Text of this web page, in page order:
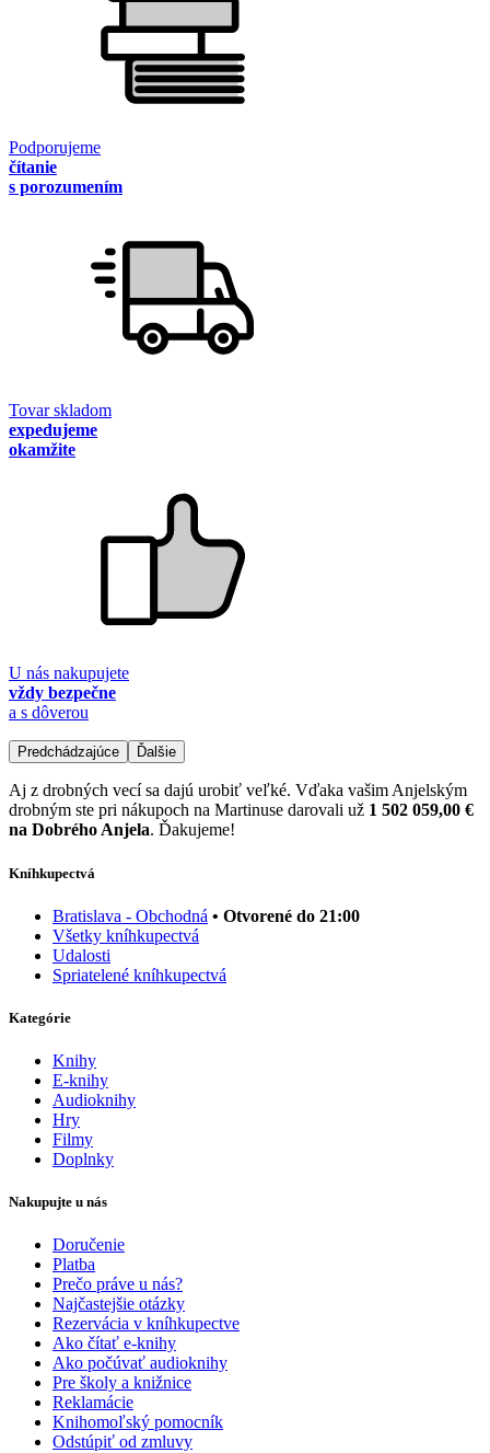
Podporujeme
čítanie
s porozumením
Tovar skladom
expedujeme
okamžite
U nás nakupujete
vždy bezpečne
a s dôverou
Predchádzajúce Ďalšie
Aj z drobných vecí sa dajú urobiť veľké. Vďaka vašim Anjelským
drobným ste pri nákupoch na Martinuse darovali už 1 502 059,00 €
na Dobrého Anjela. Ďakujeme!
Kníhkupectvá
Bratislava - Obchodná • Otvorené do 21:00
Všetky kníhkupectvá
Udalosti
Spriatelené kníhkupectvá
Kategórie
Knihy
E-knihy
Audioknihy
Hry
Filmy
Doplnky
Nakupujte u nás
Doručenie
Platba
Prečo práve u nás?
Najčastejšie otázky
Rezervácia v kníhkupectve
Ako čítať e-knihy
Ako počúvať audioknihy
Pre školy a knižnice
Reklamácie
Knihomoľský pomocník
Odstúpiť od zmluvy